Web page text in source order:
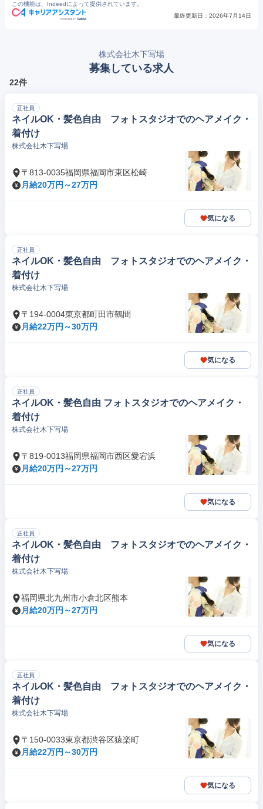
この機能は、Indeedによって提供されています。
最終更新日： 2026年7月14日
株式会社木下写場
募集している求人
22件
正社員
ネイルOK・髪色自由 フォトスタジオでのヘアメイク・
着付け
株式会社木下写場
〒813-0035福岡県福岡市東区松崎
月給20万円～27万円
気になる
正社員
ネイルOK・髪色自由 フォトスタジオでのヘアメイク・
着付け
株式会社木下写場
〒194-0004東京都町田市鶴間
月給22万円～30万円
気になる
正社員
ネイルOK・髪色自由 フォトスタジオでのヘアメイク・
着付け
株式会社木下写場
〒819-0013福岡県福岡市西区愛宕浜
月給20万円～27万円
気になる
正社員
ネイルOK・髪色自由 フォトスタジオでのヘアメイク・
着付け
株式会社木下写場
福岡県北九州市小倉北区熊本
月給20万円～27万円
気になる
正社員
ネイルOK・髪色自由 フォトスタジオでのヘアメイク・
着付け
株式会社木下写場
〒150-0033東京都渋谷区猿楽町
月給22万円～30万円
気になる